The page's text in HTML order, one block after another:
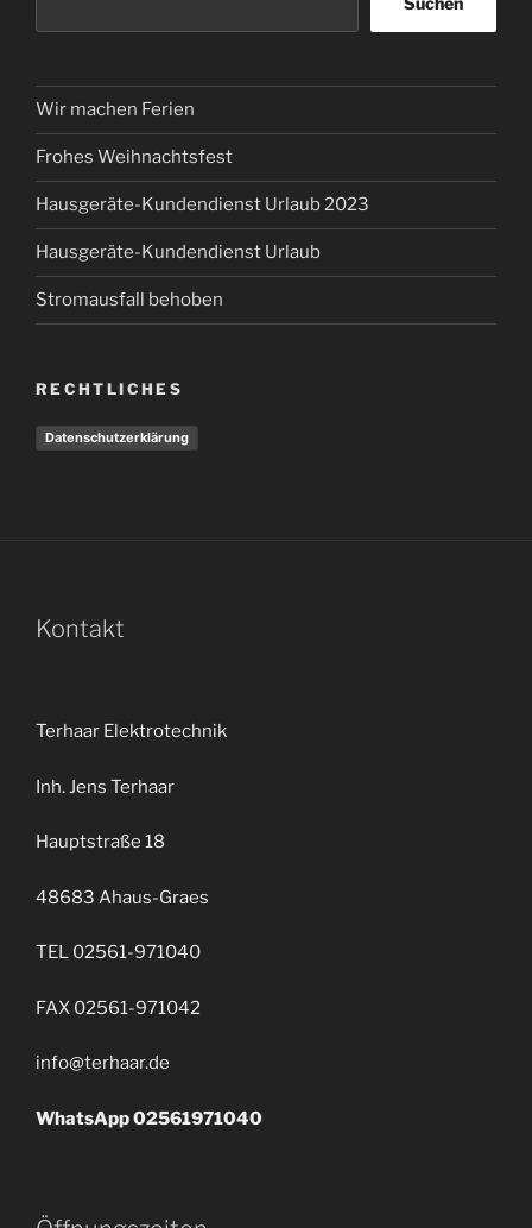
Wir machen Ferien
Frohes Weihnachtsfest
Hausgeräte-Kundendienst Urlaub 2023
Hausgeräte-Kundendienst Urlaub
Stromausfall behoben
RECHTLICHES
Datenschutzerklärung
Kontakt
Terhaar Elektrotechnik
Inh. Jens Terhaar
Hauptstraße 18
48683 Ahaus-Graes
TEL 02561-971040
FAX 02561-971042
info@terhaar.de
WhatsApp 02561971040